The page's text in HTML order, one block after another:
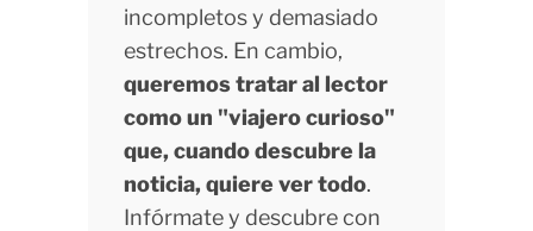
incompletos y demasiado
estrechos. En cambio,
queremos tratar al lector
como un "viajero curioso"
que, cuando descubre la
noticia, quiere ver todo.
Infórmate y descubre con